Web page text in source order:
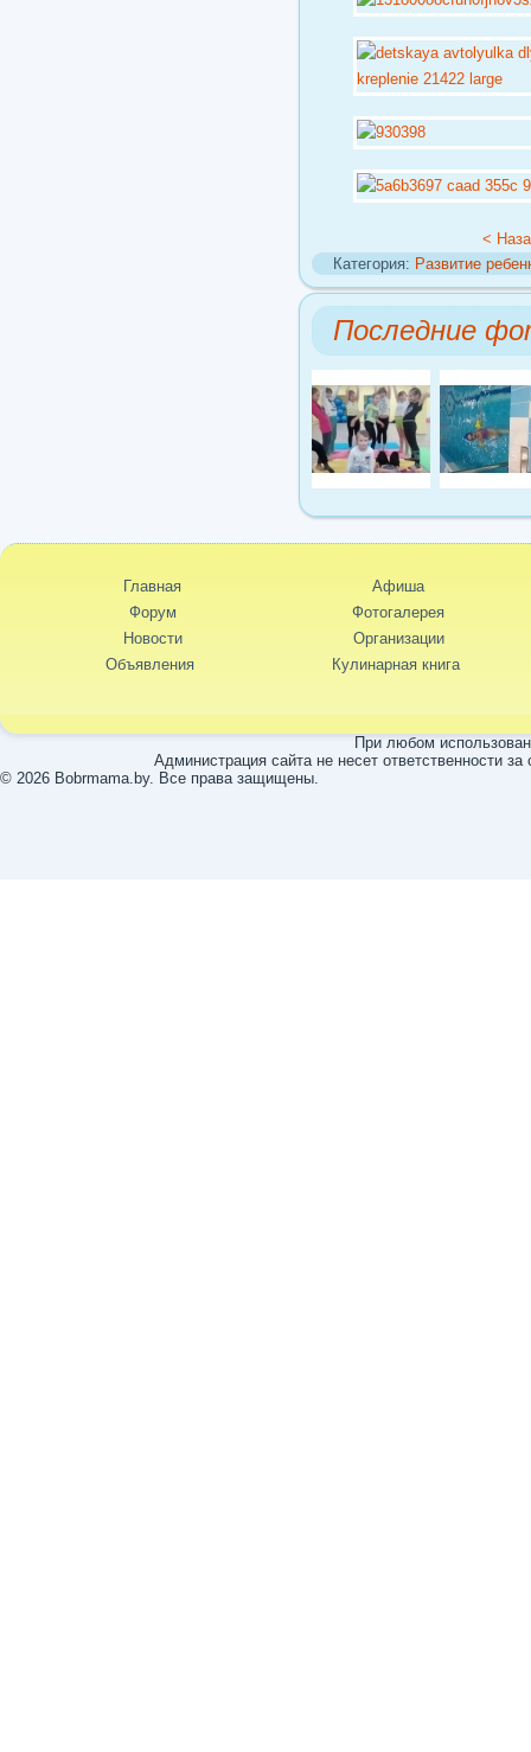
<
Категория: Развитие
Последние
Главная
Форум
Новости
Объявления
Афиша
Фотогалерея
Организации
Кулинарная книга
При любом
Администрация сайта не несет ответственности
© 2026 Bobrmama.by. Все права защищены.